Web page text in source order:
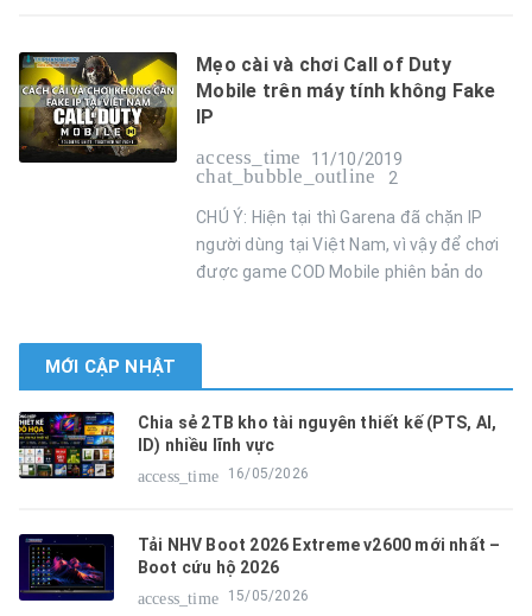
Mẹo cài và chơi Call of Duty
Mobile trên máy tính không Fake
IP
access_time
11/10/2019
chat_bubble_outline 2
CHÚ Ý: Hiện tại thì Garena đã chặn IP
người dùng tại Việt Nam, vì vậy để chơi
được game COD Mobile phiên bản do
MỚI CẬP NHẬT
Chia sẻ 2TB kho tài nguyên thiết kế (PTS, AI,
ID) nhiều lĩnh vực
access_time
16/05/2026
Tải NHV Boot 2026 Extreme v2600 mới nhất –
Boot cứu hộ 2026
access_time
15/05/2026